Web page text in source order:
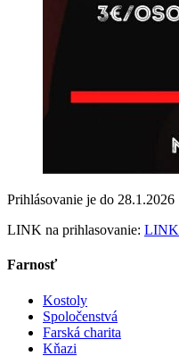
Prihlásovanie je do 28.1.2026
LINK na prihlasovanie: LINK
Farnosť
Kostoly
Spoločenstvá
Farská charita
Kňazi